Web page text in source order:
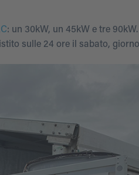
: un 30kW, un 45kW e tre
sulle 24 ore il sabato,